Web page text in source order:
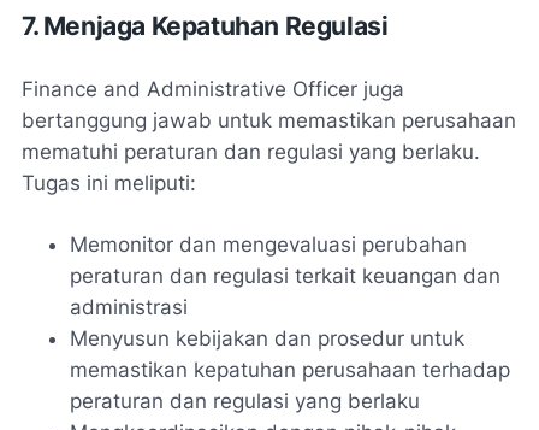
7. Menjaga Kepatuhan Regulasi
Finance and Administrative Officer juga
bertanggung jawab untuk memastikan perusahaan
mematuhi peraturan dan regulasi yang berlaku.
Tugas ini meliputi:
Memonitor dan mengevaluasi perubahan
peraturan dan regulasi terkait keuangan dan
administrasi
Menyusun kebijakan dan prosedur untuk
memastikan kepatuhan perusahaan terhadap
peraturan dan regulasi yang berlaku